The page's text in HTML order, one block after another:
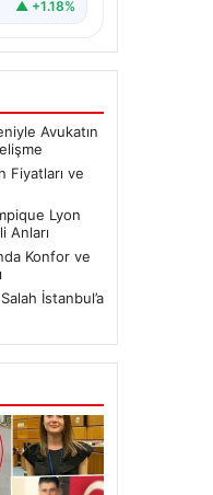
▲ +1.18%
Avukatın
Fiyatları ve
Lyon
Anları
Konfor ve
İstanbul’a